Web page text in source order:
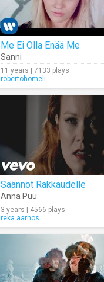
Me Ei Olla Enää Me
Sanni
11 years | 7133 plays
robertohomeli
Säännöt Rakkaudelle
Anna Puu
3 years | 4566 plays
reka.aarnos